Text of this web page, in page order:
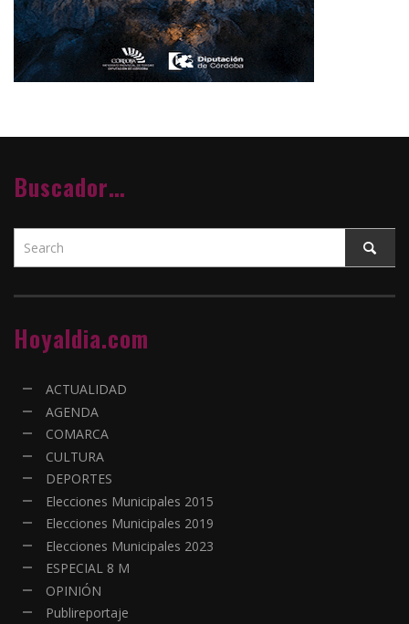
Buscador…
Hoyaldia.com
ACTUALIDAD
AGENDA
COMARCA
CULTURA
DEPORTES
Elecciones Municipales 2015
Elecciones Municipales 2019
Elecciones Municipales 2023
ESPECIAL 8 M
OPINIÓN
Publireportaje